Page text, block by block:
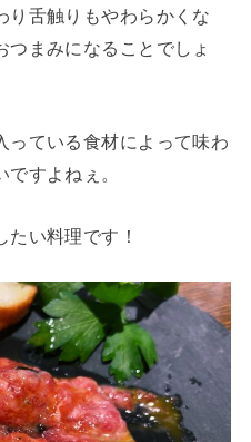
り舌触りもやわらかくな
つまみになることでしょ
っている食材によって味わ
すよねぇ。
い料理です！